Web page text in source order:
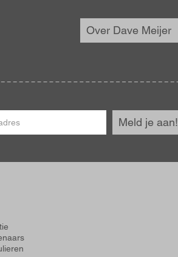
Over Dave Meijer
Meld je aan!